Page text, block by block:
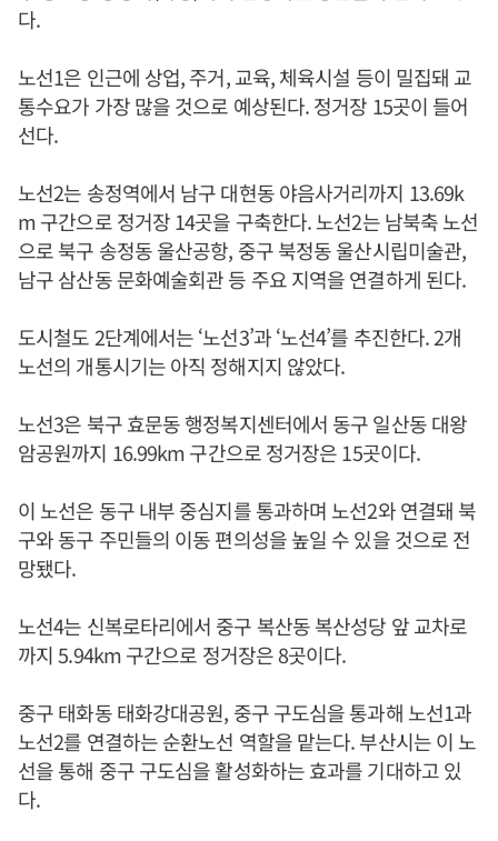
다.
노선1은 인근에 상업, 주거, 교육, 체육시설 등이 밀집돼 교
통수요가 가장 많을 것으로 예상된다. 정거장 15곳이 들어
선다.
노선2는 송정역에서 남구 대현동 야음사거리까지 13.69k
m 구간으로 정거장 14곳을 구축한다. 노선2는 남북축 노선
으로 북구 송정동 울산공항, 중구 북정동 울산시립미술관,
남구 삼산동 문화예술회관 등 주요 지역을 연결하게 된다.
도시철도 2단계에서는 ‘노선3’과 ‘노선4’를 추진한다. 2개
노선의 개통시기는 아직 정해지지 않았다.
노선3은 북구 효문동 행정복지센터에서 동구 일산동 대왕
암공원까지 16.99km 구간으로 정거장은 15곳이다.
이 노선은 동구 내부 중심지를 통과하며 노선2와 연결돼 북
구와 동구 주민들의 이동 편의성을 높일 수 있을 것으로 전
망됐다.
노선4는 신복로타리에서 중구 복산동 복산성당 앞 교차로
까지 5.94km 구간으로 정거장은 8곳이다.
중구 태화동 태화강대공원, 중구 구도심을 통과해 노선1과
노선2를 연결하는 순환노선 역할을 맡는다. 부산시는 이 노
선을 통해 중구 구도심을 활성화하는 효과를 기대하고 있
다.